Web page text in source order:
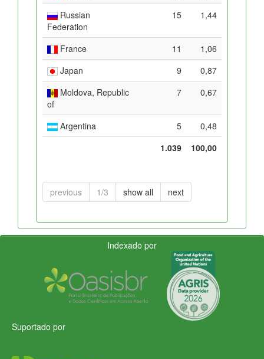
Russian
Federation
15 1,44
France 11
1,06
Japan
9
0,87
Moldova, Republic
of
7 0,67
Argentina 5
0,48
1.039
100,00
previous 1/3 show all next
Indexado por
Suportado por